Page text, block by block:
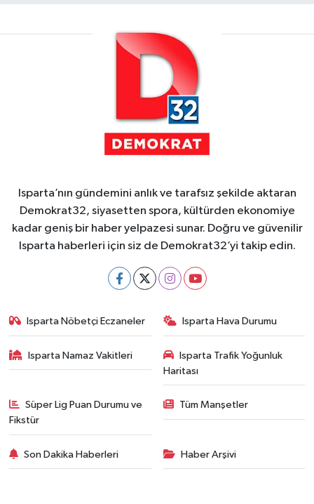
Isparta’nın gündemini anlık ve tarafsız şekilde aktaran
Demokrat32, siyasetten spora, kültürden ekonomiye
kadar geniş bir haber yelpazesi sunar. Doğru ve güvenilir
Isparta haberleri için siz de Demokrat32’yi takip edin.
Isparta Nöbetçi Eczaneler Isparta Hava Durumu
Isparta Namaz Vakitleri
Isparta Trafik Yoğunluk
Haritası
Süper Lig Puan Durumu ve
Fikstür
Tüm Manşetler
Son Dakika Haberleri Haber Arşivi